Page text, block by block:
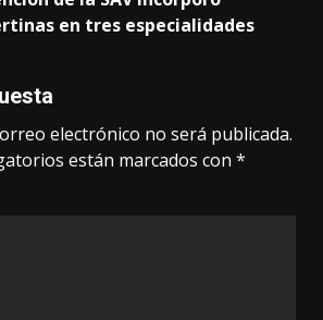
en tres especialidades
electrónico no será publicada.
están marcados con *